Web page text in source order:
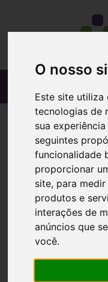
O nosso
Este site utiliza
tecnologias de
sua
seguintes
funcionalidade
proporcionar
site, para
produtos e
interações de
anúncios que
você.